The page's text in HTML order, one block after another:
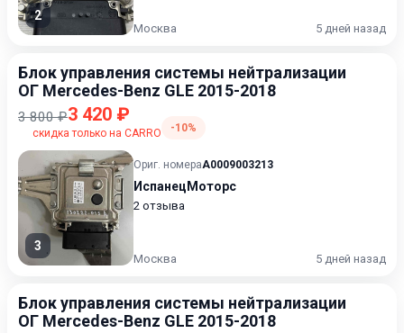
2
Москва 5 дней назад
Блок управления системы нейтрализации
ОГ Mercedes-Benz GLE 2015-2018
3 800 ₽3 420 ₽
скидка только на CARRO -10%
3
Ориг. номераA0009003213
ИспанецМоторс
2 отзыва
Москва 5 дней назад
Блок управления системы нейтрализации
ОГ Mercedes-Benz GLE 2015-2018